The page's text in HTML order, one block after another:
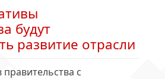
будут
развитие отрасли
с